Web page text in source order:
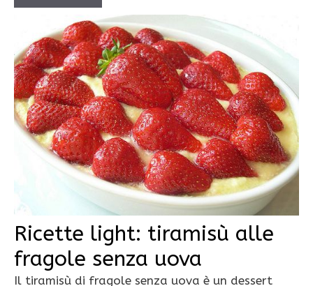
Ricette light: tiramisù alle
fragole senza uova
Il tiramisù di fragole senza uova è un dessert